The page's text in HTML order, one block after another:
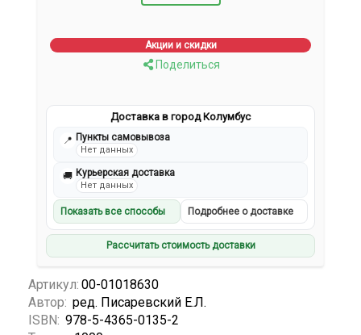
Акции и скидки
Поделиться
Доставка в город Колумбус
📍 Пункты самовывоза
Нет данных
🚚 Курьерская доставка
Нет данных
Показать все способы Подробнее о доставке
Рассчитать стоимость доставки
Артикул: 00-01018630
Автор: ред. Писаревский Е.Л.
ISBN: 978-5-4365-0135-2